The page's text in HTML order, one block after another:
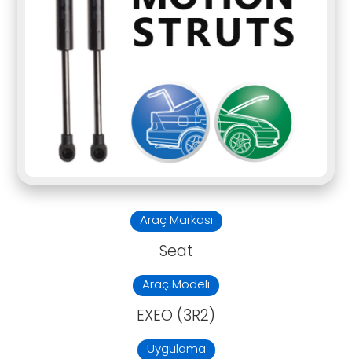
Araç Markası
Seat
Araç Modeli
EXEO (3R2)
Uygulama